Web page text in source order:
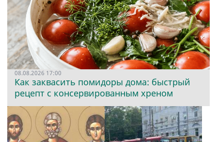
08.08.2026 17:00
Как заквасить помидоры дома: быстрый
рецепт с консервированным хреном